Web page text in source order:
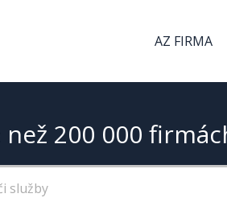
AZ FIRMA
200 000